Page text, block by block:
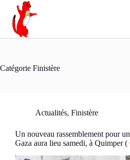
Passer
contenu
Catégorie Finistère
Actualités, Finistère
Un nouveau rassemblement pour
Gaza aura lieu samedi, à Quimper